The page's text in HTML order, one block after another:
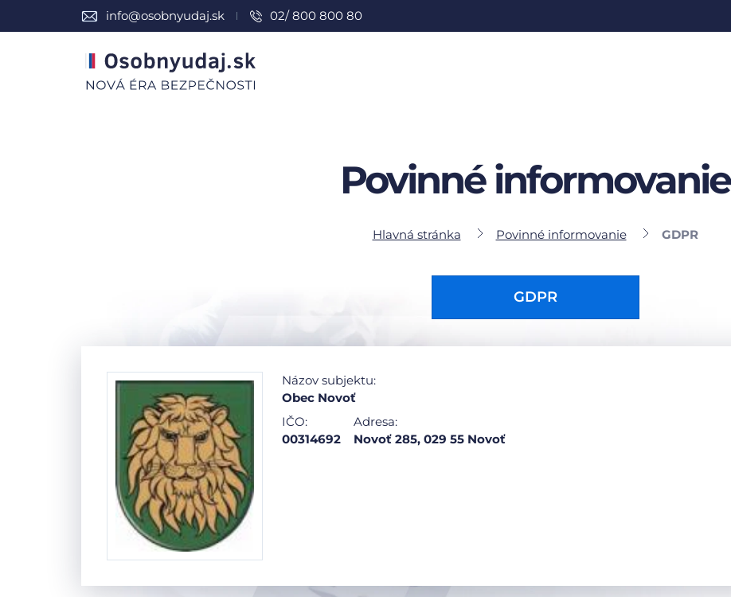
info@osobnyudaj.sk 02/ 800 800 80
Povinné informovanie
Hlavná stránka Povinné informovanie GDPR
GDPR
Názov subjektu:
Obec Novoť
IČO:
00314692
Adresa:
Novoť 285, 029 55 Novoť